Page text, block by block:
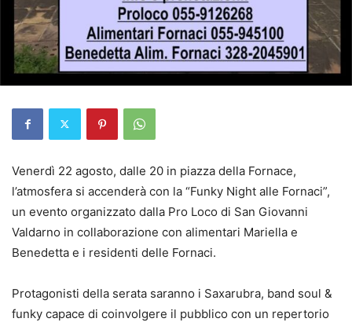
Venerdì 22 agosto, dalle 20 in piazza della Fornace,
l’atmosfera si accenderà con la “Funky Night alle Fornaci”,
un evento organizzato dalla Pro Loco di San Giovanni
Valdarno in collaborazione con alimentari Mariella e
Benedetta e i residenti delle Fornaci.
Protagonisti della serata saranno i Saxarubra, band soul &
funky capace di coinvolgere il pubblico con un repertorio